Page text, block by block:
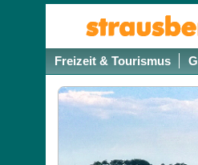
Freizeit & Tourismus